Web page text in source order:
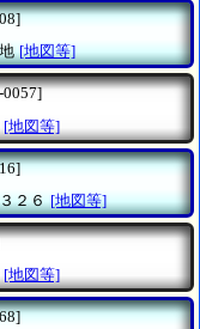
[地図等]
0057]
[地図等]
２６ [地図等]
[地図等]